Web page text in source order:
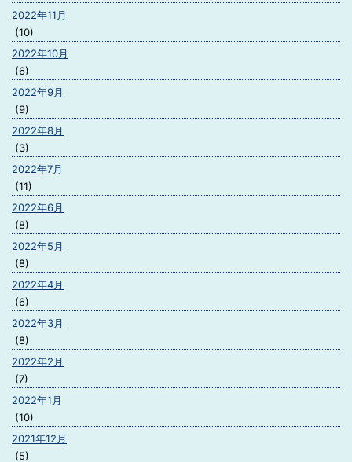
2022年11月
(10)
2022年10月
(6)
2022年9月
(9)
2022年8月
(3)
2022年7月
(11)
2022年6月
(8)
2022年5月
(8)
2022年4月
(6)
2022年3月
(8)
2022年2月
(7)
2022年1月
(10)
2021年12月
(5)